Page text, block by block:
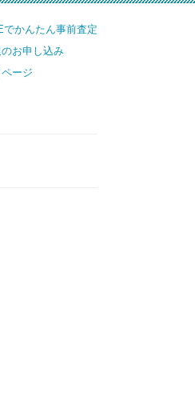
でかんたん事前査定
のお申し込み
ージ